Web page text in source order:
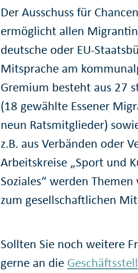
Der Ausschuss für
ermöglicht allen
deutsche oder EU-
Mitsprache am
Gremium besteht aus 27
(18 gewählte Essener
neun Ratsmitglieder)
z.B. aus Verbänden oder
Arbeitskreise „Sport und
Soziales“ werden
zum gesellschaftlichen
Sollten Sie noch weitere
gerne an die